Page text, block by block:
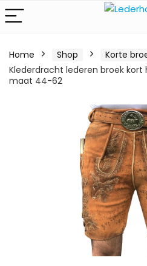
Home Shop
Korte
Klederdracht lederen broek
maat 44-62